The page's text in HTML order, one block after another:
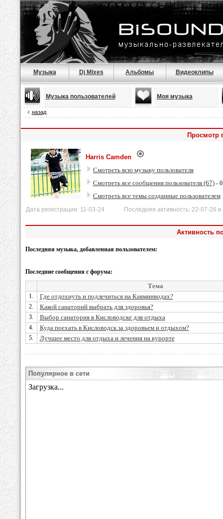
Музыка Dj Mixes Альбомы Видеоклипы
Музыка пользователей Моя музыка
назад
Просмотр
Harris Camden
Смотреть всю музыку пользователя
Смотреть все сообщения пользователя (67)-
Смотреть все темы созданные пользователем
Дата регистрации: 11-03-24 Последняя активность: 22-07-26 в
Активность
Последняя музыка, добавленная пользователем:
Последние сообщения с форума:
Тема
1. Где отдохнуть и подлечиться на Кавминводах?
2. Какой санаторий выбрать для здоровья?
3. Выбор санатория в Кисловодске для отдыха
4. Куда поехать в Кисловодск за здоровьем и отдыхом?
5. Лучшее место для отдыха и лечения на курорте
Популярное в сети